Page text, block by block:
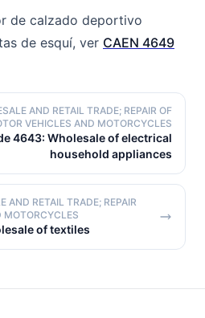
de calzado deportivo
de esquí, ver CAEN 4649
AND RETAIL TRADE; REPAIR OF
VEHICLES AND MOTORCYCLES
4643: Wholesale of electrical
household appliances
AND RETAIL TRADE; REPAIR
MOTORCYCLES
of textiles